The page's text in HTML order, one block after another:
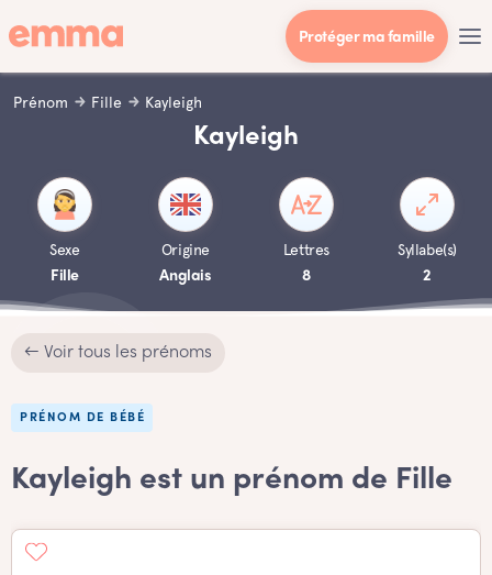
Protéger ma famille
Prénom Fille Kayleigh
Kayleigh
Sexe
Fille
Origine
Anglais
Lettres
8
Syllabe(s)
2
← Voir tous les prénoms
PRÉNOM DE BÉBÉ
Kayleigh est un prénom de Fille